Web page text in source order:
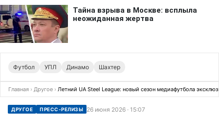
Футбол УПЛ Динамо Шахтер
Главная › Другое › Летний UA Steel League: новый сезон медиафутбола
ДРУГОЕ ПРЕСС-РЕЛИЗЫ 26 июня 2026 · 15:07